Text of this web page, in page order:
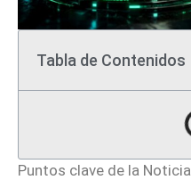
Tabla de Contenidos
Puntos clave de la Noticia